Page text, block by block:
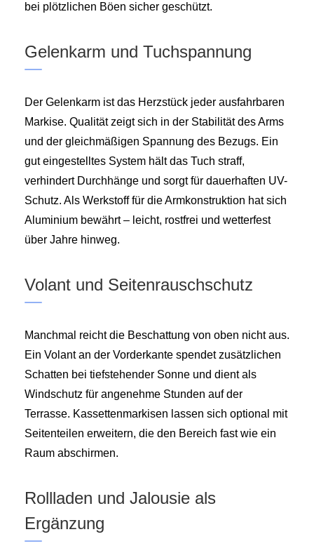
bei plötzlichen Böen sicher geschützt.
Gelenkarm und Tuchspannung
Der Gelenkarm ist das Herzstück jeder ausfahrbaren
Markise. Qualität zeigt sich in der Stabilität des Arms
und der gleichmäßigen Spannung des Bezugs. Ein
gut eingestelltes System hält das Tuch straff,
verhindert Durchhänge und sorgt für dauerhaften UV-
Schutz. Als Werkstoff für die Armkonstruktion hat sich
Aluminium bewährt – leicht, rostfrei und wetterfest
über Jahre hinweg.
Volant und Seitenrauschschutz
Manchmal reicht die Beschattung von oben nicht aus.
Ein Volant an der Vorderkante spendet zusätzlichen
Schatten bei tiefstehender Sonne und dient als
Windschutz für angenehme Stunden auf der
Terrasse. Kassettenmarkisen lassen sich optional mit
Seitenteilen erweitern, die den Bereich fast wie ein
Raum abschirmen.
Rollladen und Jalousie als
Ergänzung